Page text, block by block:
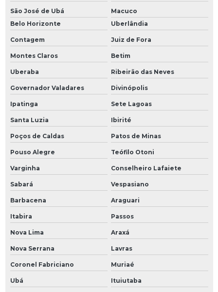
São José de Ubá
Macuco
Belo Horizonte
Uberlândia
Contagem Juiz de Fora
Montes Claros Betim
Uberaba Ribeirão das Neves
Governador Valadares Divinópolis
Ipatinga Sete Lagoas
Santa Luzia Ibirité
Poços de Caldas Patos de Minas
Pouso Alegre Teófilo Otoni
Varginha Conselheiro Lafaiete
Sabará Vespasiano
Barbacena Araguari
Itabira Passos
Nova Lima Araxá
Nova Serrana Lavras
Coronel Fabriciano Muriaé
Ubá Ituiutaba